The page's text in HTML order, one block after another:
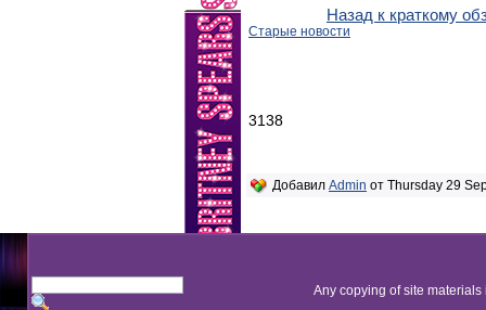
Назад к краткому
Старые новости
3138
Добавил Admin от Thursday 29
Any copying of site